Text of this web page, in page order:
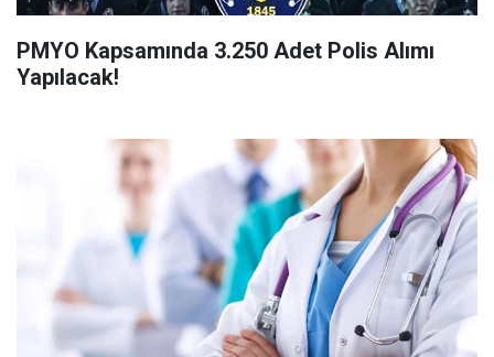
PMYO Kapsamında 3.250 Adet Polis Alımı
Yapılacak!